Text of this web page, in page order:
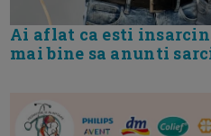
Ai aflat ca esti
mai bine sa anunti